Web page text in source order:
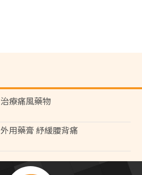
治療痛風藥物
外用藥膏 紓緩腰背痛